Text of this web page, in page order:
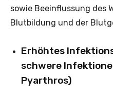
sowie Beeinflussung des
Blutbildung und der
Erhöhtes
schwere
Pyarthros)